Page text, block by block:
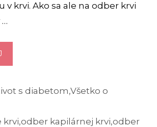
v krvi. Ako sa ale na odber krvi
…
KRVI:
MÔŽETE
A
s diabetom,Všetko o
krvi,odber kapilárnej krvi,odber